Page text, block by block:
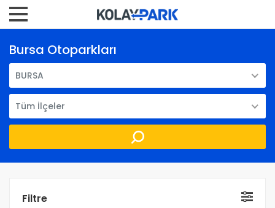
Bursa Otoparkları
BURSA
Tüm İlçeler
Filtre